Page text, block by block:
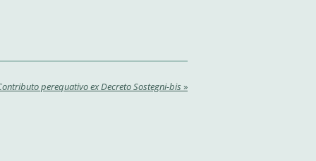
perequativo ex Decreto Sostegni-bis»